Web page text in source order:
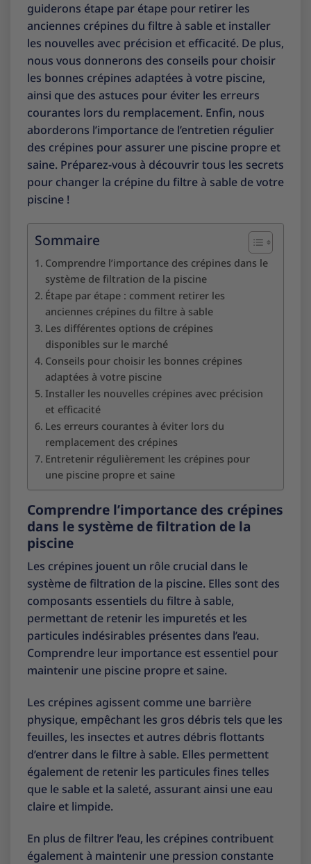
guiderons étape par étape pour retirer les
anciennes crépines du filtre à sable et installer
les nouvelles avec précision et efficacité. De plus,
nous vous donnerons des conseils pour choisir
les bonnes crépines adaptées à votre piscine,
ainsi que des astuces pour éviter les erreurs
courantes lors du remplacement. Enfin, nous
aborderons l’importance de l’entretien régulier
des crépines pour assurer une piscine propre et
saine. Préparez-vous à découvrir tous les secrets
pour changer la crépine du filtre à sable de votre
piscine !
Sommaire
Comprendre l’importance des crépines dans le
système de filtration de la piscine
Étape par étape : comment retirer les
anciennes crépines du filtre à sable
Les différentes options de crépines
disponibles sur le marché
Conseils pour choisir les bonnes crépines
adaptées à votre piscine
Installer les nouvelles crépines avec précision
et efficacité
Les erreurs courantes à éviter lors du
remplacement des crépines
Entretenir régulièrement les crépines pour
une piscine propre et saine
Comprendre l’importance des crépines
dans le système de filtration de la
piscine
Les crépines jouent un rôle crucial dans le
système de filtration de la piscine. Elles sont des
composants essentiels du filtre à sable,
permettant de retenir les impuretés et les
particules indésirables présentes dans l’eau.
Comprendre leur importance est essentiel pour
maintenir une piscine propre et saine.
Les crépines agissent comme une barrière
physique, empêchant les gros débris tels que les
feuilles, les insectes et autres débris flottants
d’entrer dans le filtre à sable. Elles permettent
également de retenir les particules fines telles
que le sable et la saleté, assurant ainsi une eau
claire et limpide.
En plus de filtrer l’eau, les crépines contribuent
également à maintenir une pression constante